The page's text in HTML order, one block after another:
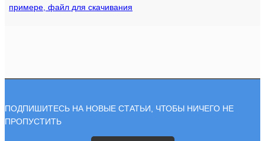
примере, файл для скачивания
ПОДПИШИТЕСЬ НА НОВЫЕ СТАТЬИ, ЧТОБЫ НИЧЕГО НЕ
ПРОПУСТИТЬ